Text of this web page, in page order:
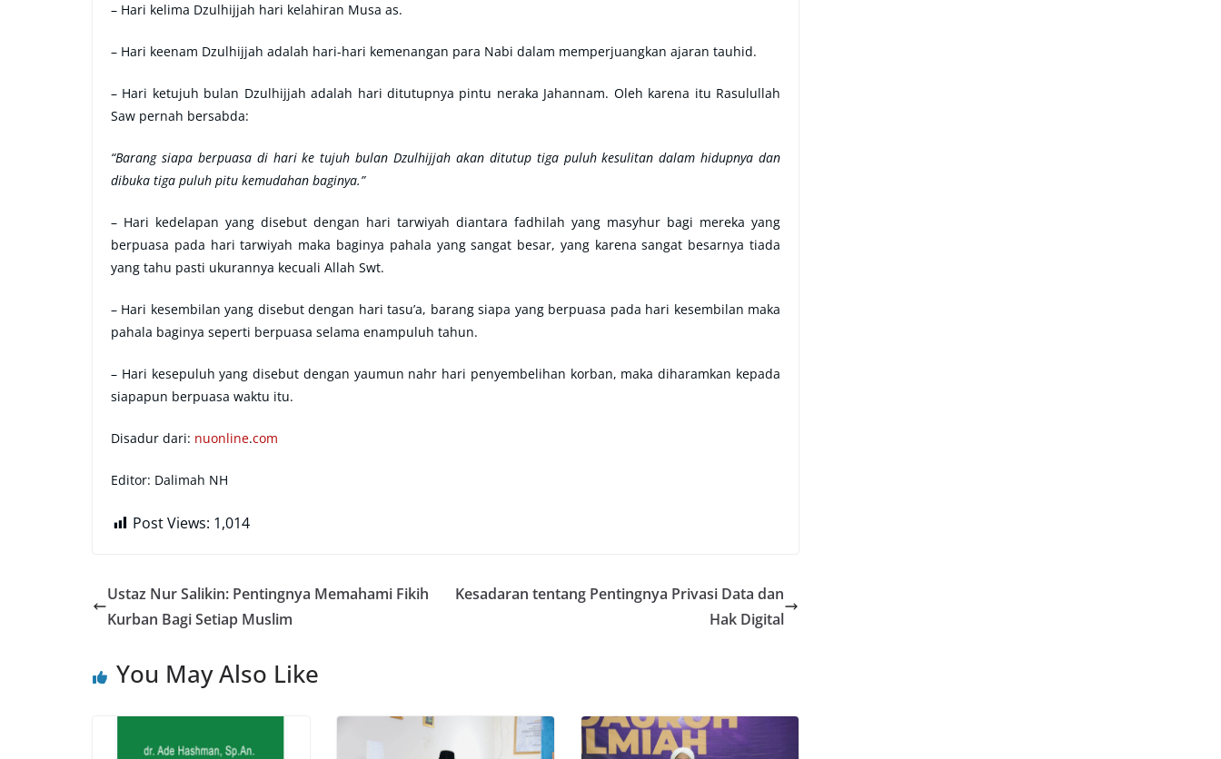
– Hari kelima Dzulhijjah hari kelahiran Musa as.
– Hari keenam Dzulhijjah adalah hari-hari kemenangan para Nabi dalam memperjuangkan ajaran tauhid.
– Hari ketujuh bulan Dzulhijjah adalah hari ditutupnya pintu neraka Jahannam. Oleh karena itu Rasulullah
Saw pernah bersabda:
“Barang siapa berpuasa di hari ke tujuh bulan Dzulhijjah akan ditutup tiga puluh kesulitan dalam hidupnya dan
dibuka tiga puluh pitu kemudahan baginya.”
– Hari kedelapan yang disebut dengan hari tarwiyah diantara fadhilah yang masyhur bagi mereka yang
berpuasa pada hari tarwiyah maka baginya pahala yang sangat besar, yang karena sangat besarnya tiada
yang tahu pasti ukurannya kecuali Allah Swt.
– Hari kesembilan yang disebut dengan hari tasu’a, barang siapa yang berpuasa pada hari kesembilan maka
pahala baginya seperti berpuasa selama enampuluh tahun.
– Hari kesepuluh yang disebut dengan yaumun nahr hari penyembelihan korban, maka diharamkan kepada
siapapun berpuasa waktu itu.
Disadur dari: nuonline.com
Editor: Dalimah NH
Post Views: 1,014
Ustaz Nur Salikin: Pentingnya Memahami Fikih
Kurban Bagi Setiap Muslim
Kesadaran tentang Pentingnya Privasi Data dan
Hak Digital
You May Also Like